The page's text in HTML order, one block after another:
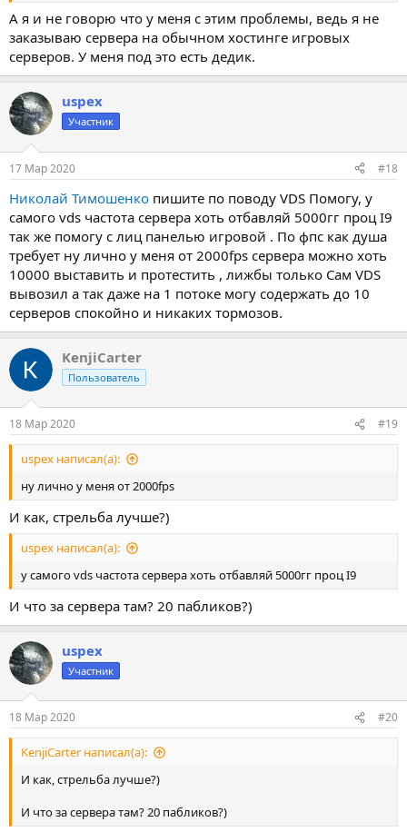
А я и не говорю что у меня с этим проблемы, ведь я не
заказываю сервера на обычном хостинге игровых
серверов. У меня под это есть дедик.
uspex
Участник
17 Мар 2020 #18
Николай Тимошенко пишите по поводу VDS Помогу, у
самого vds частота сервера хоть отбавляй 5000гг проц I9
так же помогу с лиц панелью игровой . По фпс как душа
требует ну лично у меня от 2000fps сервера можно хоть
10000 выставить и протестить , лижбы только Сам VDS
вывозил а так даже на 1 потоке могу содержать до 10
серверов спокойно и никаких тормозов.
KenjiCarter
Пользователь
18 Мар 2020 #19
uspex написал(а):
ну лично у меня от 2000fps
И как, стрельба лучше?)
uspex написал(а):
у самого vds частота сервера хоть отбавляй 5000гг проц I9
И что за сервера там? 20 пабликов?)
uspex
Участник
18 Мар 2020 #20
KenjiCarter написал(а):
И как, стрельба лучше?)
И что за сервера там? 20 пабликов?)